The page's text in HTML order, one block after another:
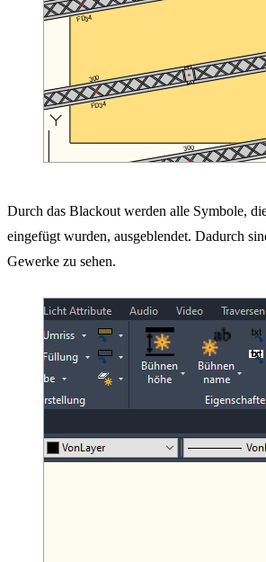
Durch das Blackout werden alle Symbole,
eingefügt wurden, ausgeblendet. Dadurch
Gewerke zu sehen.